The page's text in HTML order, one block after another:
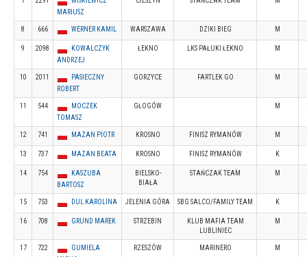
MARIUSZ
8 666 WERNER KAMIL WARSZAWA DZIKI BIEG M
9 2098
KOWALCZYK
ANDRZEJ
ŁEKNO LKS PAŁUKI ŁEKNO M
10 2011
PASIECZNY
ROBERT
GORZYCE FARTLEK GO M
11 544
MOCZEK
TOMASZ
GŁOGÓW M
12 741 MAZAN PIOTR KROSNO FINISZ RYMANÓW M
13 737 MAZAN BEATA KROSNO FINISZ RYMANÓW K
14 754
KASZUBA
BARTOSZ
BIELSKO-
BIAŁA
STAŃCZAK TEAM M
15 753 DUL KAROLINA JELENIA GÓRA SBG SALCO/FAMILY TEAM K
16 708 GRUND MAREK STRZEBIN
KLUB MAFIA TEAM
LUBLINIEC
M
17 722
GUMIELA
RZESZÓW MARINERO M